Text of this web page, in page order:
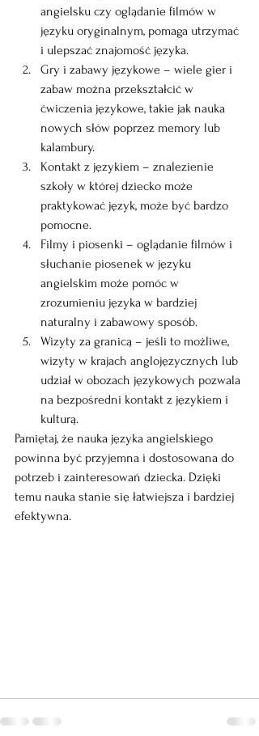
angielsku czy oglądanie filmów w
języku oryginalnym, pomaga utrzymać
i ulepszać znajomość języka.
Gry i zabawy językowe – wiele gier i
zabaw można przekształcić w
ćwiczenia językowe, takie jak nauka
nowych słów poprzez memory lub
kalambury.
Kontakt z językiem – znalezienie
szkoły w której dziecko może
praktykować język, może być bardzo
pomocne.
Filmy i piosenki – oglądanie filmów i
słuchanie piosenek w języku
angielskim może pomóc w
zrozumieniu języka w bardziej
naturalny i zabawowy sposób.
Wizyty za granicą – jeśli to możliwe,
wizyty w krajach anglojęzycznych lub
udział w obozach językowych pozwala
na bezpośredni kontakt z językiem i
kulturą.
Pamiętaj, że nauka języka angielskiego
powinna być przyjemna i dostosowana do
potrzeb i zainteresowań dziecka. Dzięki
temu nauka stanie się łatwiejsza i bardziej
efektywna.